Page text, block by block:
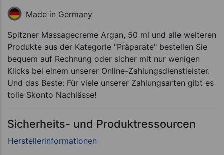
Made in Germany
Spitzner Massagecreme Argan, 50 ml und alle weiteren
Produkte aus der Kategorie "Präparate" bestellen Sie
bequem auf Rechnung oder sicher mit nur wenigen
Klicks bei einem unserer Online-Zahlungsdienstleister.
Und das Beste: Für viele unserer Zahlungsarten gibt es
tolle Skonto Nachlässe!
Sicherheits- und Produktressourcen